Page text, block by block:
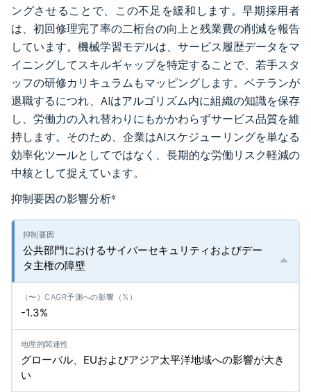
ングさせることで、この不足を緩和します。早期採用者
は、初回修理完了率の二桁台の向上と残業費の削減を報告
しています。機械学習モデルは、サービス履歴データをマ
イニングしてスキルギャップを特定することで、若手スタ
ッフの研修カリキュラムもマッピングします。ベテランが
退職するにつれ、AIはアルゴリズム内に組織の知識を保存
し、労働力の入れ替わりにもかかわらずサービス品質を維
持します。そのため、企業はAIスケジューリングを単なる
効率化ツールとしてではなく、長期的な労働リスク軽減の
中核として捉えています。
抑制要因の影響分析*
公共部門におけるサイバーセキュリティおよびデー
タ主権の障壁
-1.3%
グローバル、EUおよびアジア太平洋地域への影響が大き
い